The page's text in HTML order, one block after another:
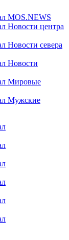
MOS.NEWS
Новости центра
Новости севера
Новости
Мировые
Мужские